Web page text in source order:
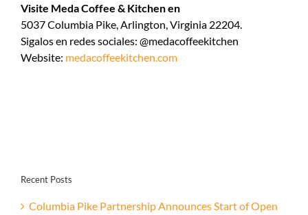
Visite Meda Coffee & Kitchen en
5037 Columbia Pike, Arlington, Virginia 22204.
Sigalos en redes sociales: @medacoffeekitchen
Website: medacoffeekitchen.com
Recent Posts
Columbia Pike Partnership Announces Start of Open